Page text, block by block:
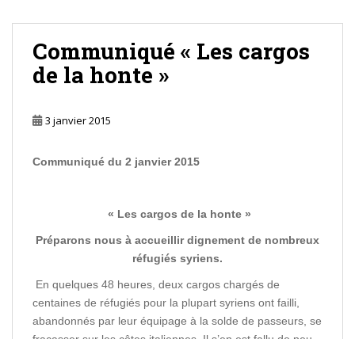
Communiqué « Les cargos
de la honte »
3 janvier 2015
Communiqué du 2 janvier 2015
« Les cargos de la honte »
Préparons nous à accueillir dignement de nombreux
réfugiés syriens.
En quelques 48 heures, deux cargos chargés de
centaines de réfugiés pour la plupart syriens ont failli,
abandonnés par leur équipage à la solde de passeurs, se